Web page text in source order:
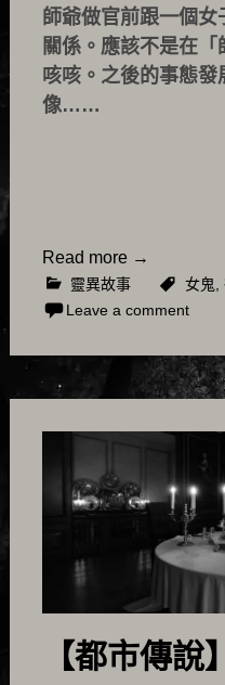
師爺做官前跟一個
關係。應該不是在
咳咳。之後的事態
像……
Read more →
靈異故事 女鬼
Leave a comment
【都市傳